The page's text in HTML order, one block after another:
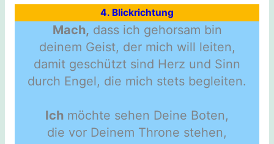
4. Blickrichtung
Mach, dass ich gehorsam bin
deinem Geist, der mich will leiten,
damit geschützt sind Herz und Sinn
durch Engel, die mich stets begleiten.
Ich möchte sehen Deine Boten,
die vor Deinem Throne stehen,